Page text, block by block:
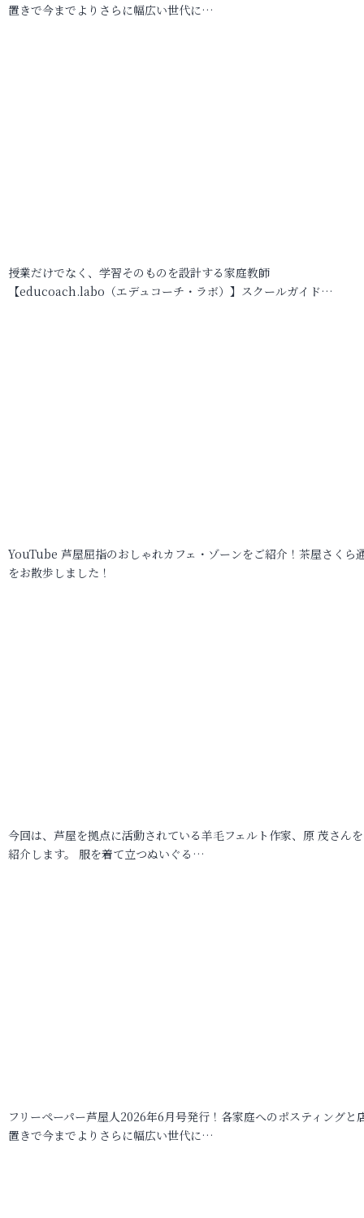
置きで今までよりさらに幅広い世代に…
授業だけでなく、学習そのものを設計する家庭教師
【educoach.labo（エデュコーチ・ラボ）】スクールガイド…
YouTube 芦屋屈指のおしゃれカフェ・ゾーンをご紹介！茶屋さくら
をお散歩しました！
今回は、芦屋を拠点に活動されている羊毛フェルト作家、原 茂さん
紹介します。 服を着て立つぬいぐる…
フリーペーパー芦屋人2026年6月号発行！各家庭へのポスティングと
置きで今までよりさらに幅広い世代に…